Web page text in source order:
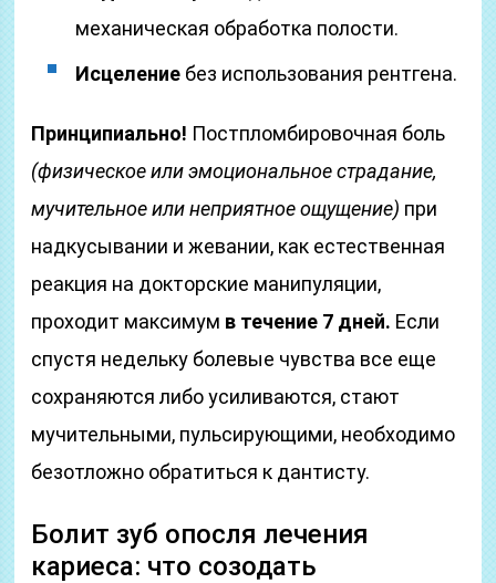
механическая обработка полости.
Исцеление без использования рентгена.
Принципиально! Постпломбировочная боль
(физическое или эмоциональное страдание,
мучительное или неприятное ощущение) при
надкусывании и жевании, как естественная
реакция на докторские манипуляции,
проходит максимум в течение 7 дней. Если
спустя недельку болевые чувства все еще
сохраняются либо усиливаются, стают
мучительными, пульсирующими, необходимо
безотложно обратиться к дантисту.
Болит зуб опосля лечения
кариеса: что созодать